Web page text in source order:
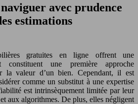
avec prudence
estimations
gratuites en ligne offrent une
constituent une première approche
la valeur d’un bien. Cependant, il est
comme un substitut à une expertise
est intrinsèquement limitée par leur
aux algorithmes. De plus, elles négligent